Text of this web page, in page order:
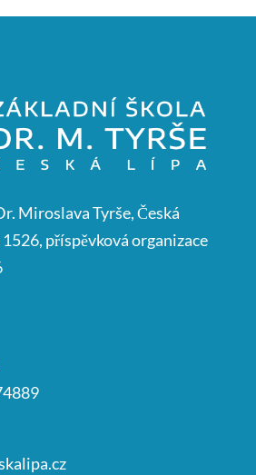
Miroslava Tyrše, Česká
příspěvková organizace